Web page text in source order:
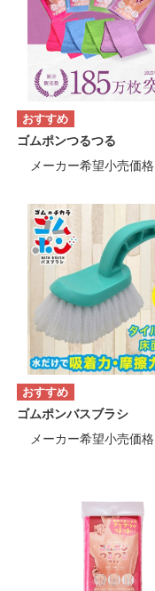
ゴムポンつるつる
メーカー希望小売価格
ゴムポンバスブラシ
メーカー希望小売価格